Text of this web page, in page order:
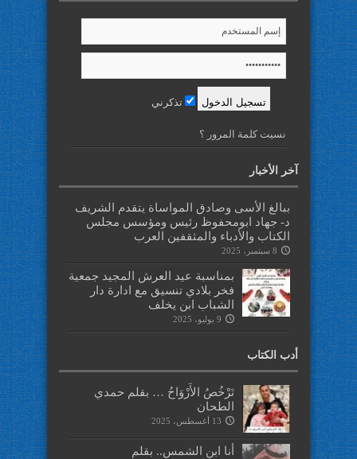
تذكرني
نسيت كلمة المرور ؟
آخر الأخبار
ببالغ الأسى وصادق المواساة يتقدم الشريف
د- جهاد ابومحفوظ رئيس ومؤسس مجلس
الكتاب والأدباء والمثقفين العرب
8 سبتمبر، 2025
بمناسبة عيد العرش المجيد جمعية
فخر بلادي تنسيق مع ادارة دار
الشباب ابن يخلف
9 يوليو، 2025
أدب الكتاب
تَرْخُصُ الأَرْوَاحُ … بقلم حمدي
الطحان
13 أغسطس، 2025
أنا ابن الشمس.. بقلم